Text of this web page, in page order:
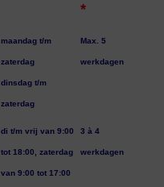
*
maandag t/m
zaterdag
dinsdag t/m
zaterdag
Max. 5
werkdagen
di t/m vrij van 9:00
tot 18:00, zaterdag
van 9:00 tot 17:00
3 à 4
werkdagen